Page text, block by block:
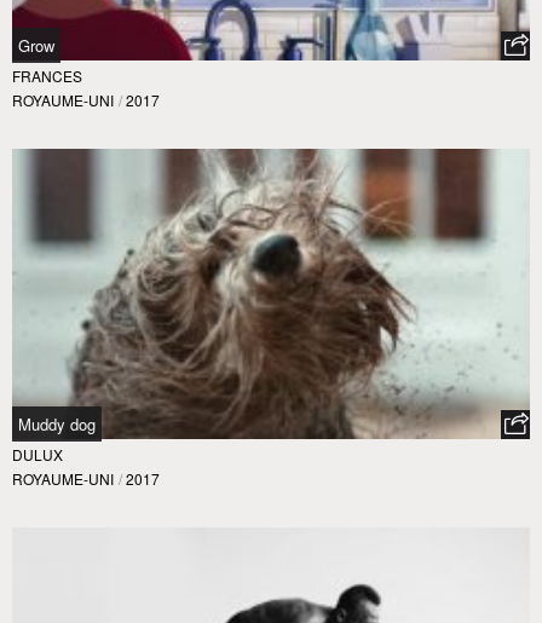
Grow
FRANCES
ROYAUME-UNI / 2017
Muddy dog
DULUX
ROYAUME-UNI / 2017